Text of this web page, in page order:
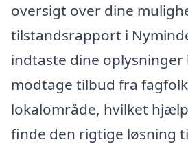
oversigt over dine
tilstandsrapport i
indtaste dine
modtage tilbud fra
lokalområde, hvilket
finde den rigtige løsning